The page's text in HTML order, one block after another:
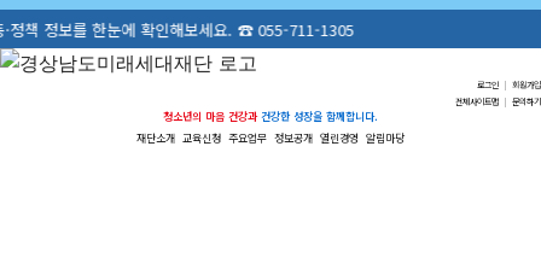
책 정보를 한눈에 확인해보세요. ☎ 055-711-1305
로그인 | 회원가입
전체사이트맵 | 문의하기
청소년의 마음 건강과 건강한 성장을 함께합니다.
재단소개 교육신청 주요업무 정보공개 열린경영 알림마당